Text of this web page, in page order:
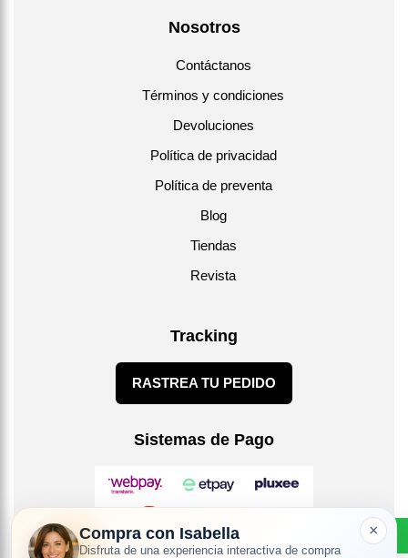
Nosotros
Contáctanos
Términos y condiciones
Devoluciones
Política de privacidad
Política de preventa
Blog
Tiendas
Revista
Tracking
RASTREA TU PEDIDO
Sistemas de Pago